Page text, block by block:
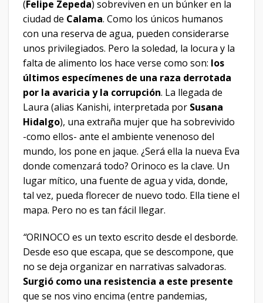
(Felipe Zepeda) sobreviven en un búnker en la
ciudad de Calama. Como los únicos humanos
con una reserva de agua, pueden considerarse
unos privilegiados. Pero la soledad, la locura y la
falta de alimento los hace verse como son: los
últimos especímenes de una raza derrotada
por la avaricia y la corrupción. La llegada de
Laura (alias Kanishi, interpretada por Susana
Hidalgo), una extraña mujer que ha sobrevivido
-como ellos- ante el ambiente venenoso del
mundo, los pone en jaque. ¿Será ella la nueva Eva
donde comenzará todo? Orinoco es la clave. Un
lugar mítico, una fuente de agua y vida, donde,
tal vez, pueda florecer de nuevo todo. Ella tiene el
mapa. Pero no es tan fácil llegar.
“ORINOCO es un texto escrito desde el desborde.
Desde eso que escapa, que se descompone, que
no se deja organizar en narrativas salvadoras.
Surgió como una resistencia a este presente
que se nos vino encima (entre pandemias,